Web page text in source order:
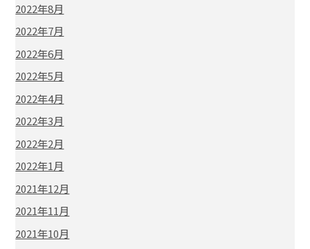
2022年8月
2022年7月
2022年6月
2022年5月
2022年4月
2022年3月
2022年2月
2022年1月
2021年12月
2021年11月
2021年10月